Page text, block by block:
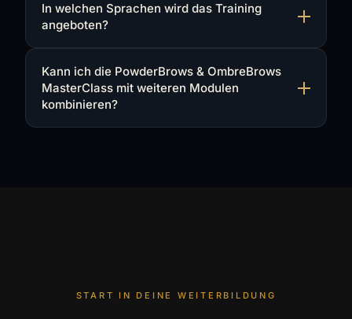
In welchen Sprachen wird das Training
angeboten?
Kann ich die PowderBrows & OmbreBrows
MasterClass mit weiteren Modulen
kombinieren?
START IN DEINE WEITERBILDUNG